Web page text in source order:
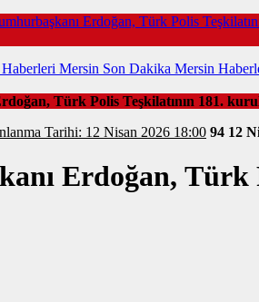
Erdoğan, Türk Polis
Mersin Son Dakika Mersin
Türk Polis Teşkilatının 181.
Yayınlanma Tarihi: 12 Nisan 2026 18:00 94 12
Erdoğan, Türk